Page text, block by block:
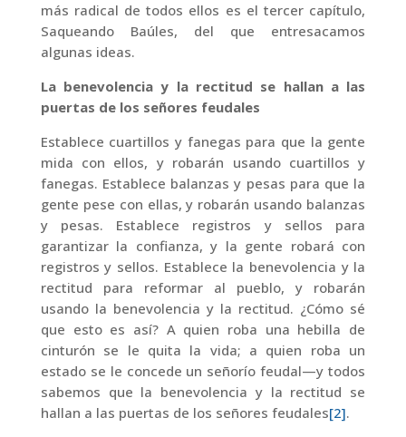
más radical de todos ellos es el tercer capítulo,
Saqueando Baúles, del que entresacamos
algunas ideas.
La benevolencia y la rectitud se hallan a las
puertas de los señores feudales
Establece cuartillos y fanegas para que la gente
mida con ellos, y robarán usando cuartillos y
fanegas. Establece balanzas y pesas para que la
gente pese con ellas, y robarán usando balanzas
y pesas. Establece registros y sellos para
garantizar la confianza, y la gente robará con
registros y sellos. Establece la benevolencia y la
rectitud para reformar al pueblo, y robarán
usando la benevolencia y la rectitud. ¿Cómo sé
que esto es así? A quien roba una hebilla de
cinturón se le quita la vida; a quien roba un
estado se le concede un señorío feudal—y todos
sabemos que la benevolencia y la rectitud se
hallan a las puertas de los señores feudales[2].